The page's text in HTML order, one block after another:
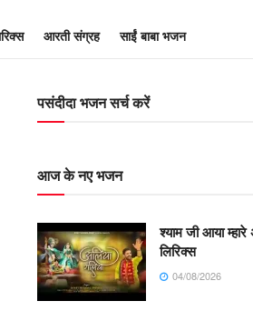
आरती संग्रह साईं बाबा भजन
पसंदीदा भजन सर्च करें
आज के नए भजन
श्याम जी आया म्हारे
लिरिक्स
04/08/2026